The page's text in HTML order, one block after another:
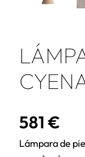
581 €
Lámpara de